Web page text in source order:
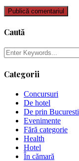
Caută
Categorii
Concursuri
De hotel
De prin Bucuresti
Evenimente
Fără categorie
Health
Hotel
În cămară